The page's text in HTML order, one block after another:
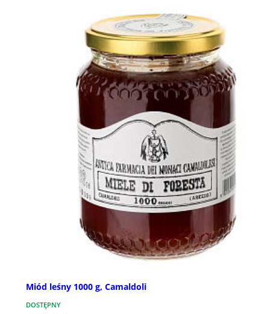
Miód leśny 1000 g, Camaldoli
DOSTĘPNY